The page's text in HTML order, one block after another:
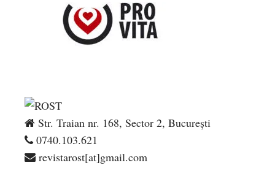
Str. Traian nr. 168, Sector 2, București
0740.103.621
revistarost[at]gmail.com